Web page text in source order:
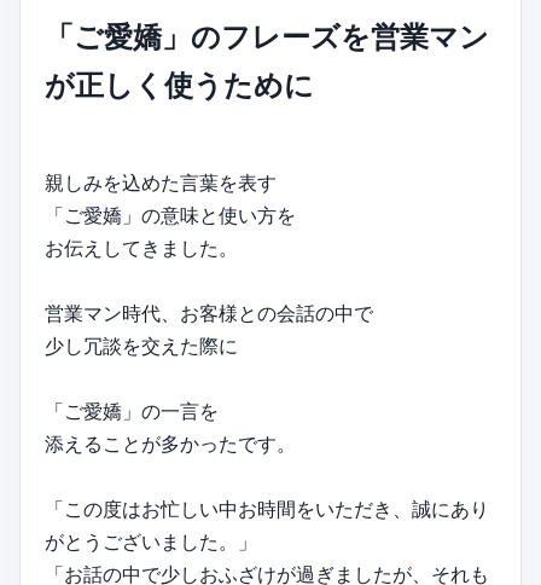
「ご愛嬌」のフレーズを営業マン
が正しく使うために
親しみを込めた言葉を表す
「ご愛嬌」の意味と使い方を
お伝えしてきました。
営業マン時代、お客様との会話の中で
少し冗談を交えた際に
「ご愛嬌」の一言を
添えることが多かったです。
「この度はお忙しい中お時間をいただき、誠にあり
がとうございました。」
「お話の中で少しおふざけが過ぎましたが、それも